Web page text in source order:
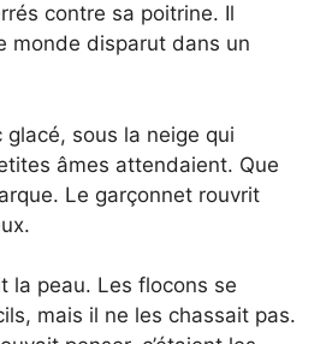
contre sa poitrine. Il
monde disparut dans un
glacé, sous la neige qui
âmes attendaient. Que
Le garçonnet rouvrit
la peau. Les flocons se
mais il ne les chassait pas.